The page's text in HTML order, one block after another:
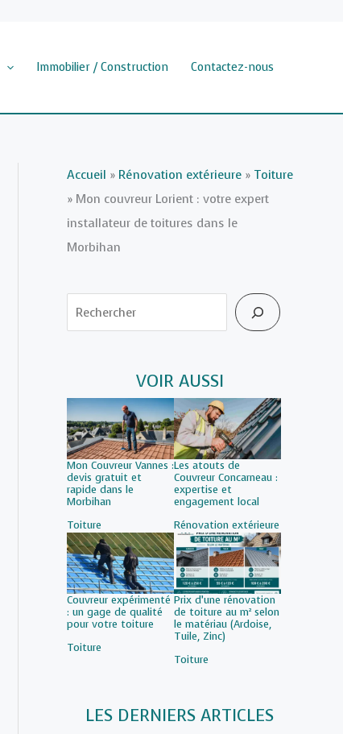
Immobilier / Construction Contactez-nous
Accueil » Rénovation extérieure » Toiture
»Mon couvreur Lorient : votre expert
installateur de toitures dans le
Morbihan
Rechercher
VOIR AUSSI
Mon Couvreur Vannes :
devis gratuit et
rapide dans le
Morbihan
Par rapport à
Toiture
Les atouts de
Couvreur Concarneau :
expertise et
engagement local
Par rapport à
Rénovation extérieure
Couvreur expérimenté
: un gage de qualité
pour votre toiture
Par rapport à
Toiture
Prix d’une rénovation
de toiture au m² selon
le matériau (Ardoise,
Tuile, Zinc)
Par rapport à
Toiture
LES DERNIERS ARTICLES